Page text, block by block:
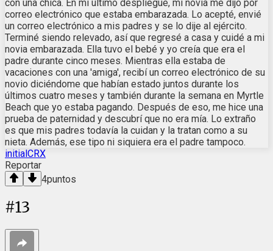
con una chica. En mi último despliegue, mi novia me dijo por
correo electrónico que estaba embarazada. Lo acepté, envié
un correo electrónico a mis padres y se lo dije al ejército.
Terminé siendo relevado, así que regresé a casa y cuidé a mi
novia embarazada. Ella tuvo el bebé y yo creía que era el
padre durante cinco meses. Mientras ella estaba de
vacaciones con una 'amiga', recibí un correo electrónico de su
novio diciéndome que habían estado juntos durante los
últimos cuatro meses y también durante la semana en Myrtle
Beach que yo estaba pagando. Después de eso, me hice una
prueba de paternidad y descubrí que no era mía. Lo extraño
es que mis padres todavía la cuidan y la tratan como a su
nieta. Además, ese tipo ni siquiera era el padre tampoco.
initialCRX
Reportar
4puntos
#13